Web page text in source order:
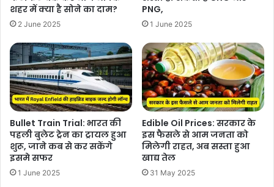
शहर में क्या है सोने का दाम?
2 June 2025
PNG,
1 June 2025
Bullet Train Trial: भारत की
पहली बुलेट ट्रेन का ट्रायल हुआ
शुरू, जाने कब से कर सकेंगे
इसमे सफर
1 June 2025
Edible Oil Prices: सरकार के
इस फैसले से आम जनता को
मिलेगी राहत, अब सस्ता हुआ
खाद्य तेल
31 May 2025